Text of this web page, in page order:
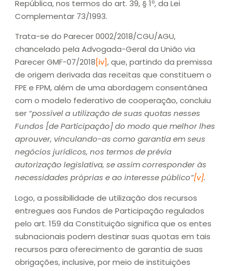
República, nos termos do art. 39, § 1º, da Lei
Complementar 73/1993.
Trata-se do Parecer 0002/2018/CGU/AGU,
chancelado pela Advogada-Geral da União via
Parecer GMF-07/2018[iv], que, partindo da premissa
de origem derivada das receitas que constituem o
FPE e FPM, além de uma abordagem consentânea
com o modelo federativo de cooperação, concluiu
ser “possível a utilização de suas quotas nesses
Fundos [de Participação] do modo que melhor lhes
aprouver, vinculando-as como garantia em seus
negócios jurídicos, nos termos de prévia
autorização legislativa, se assim corresponder às
necessidades próprias e ao interesse público”[v].
Logo, a possibilidade de utilização dos recursos
entregues aos Fundos de Participação regulados
pelo art. 159 da Constituição significa que os entes
subnacionais podem destinar suas quotas em tais
recursos para oferecimento de garantia de suas
obrigações, inclusive, por meio de instituições